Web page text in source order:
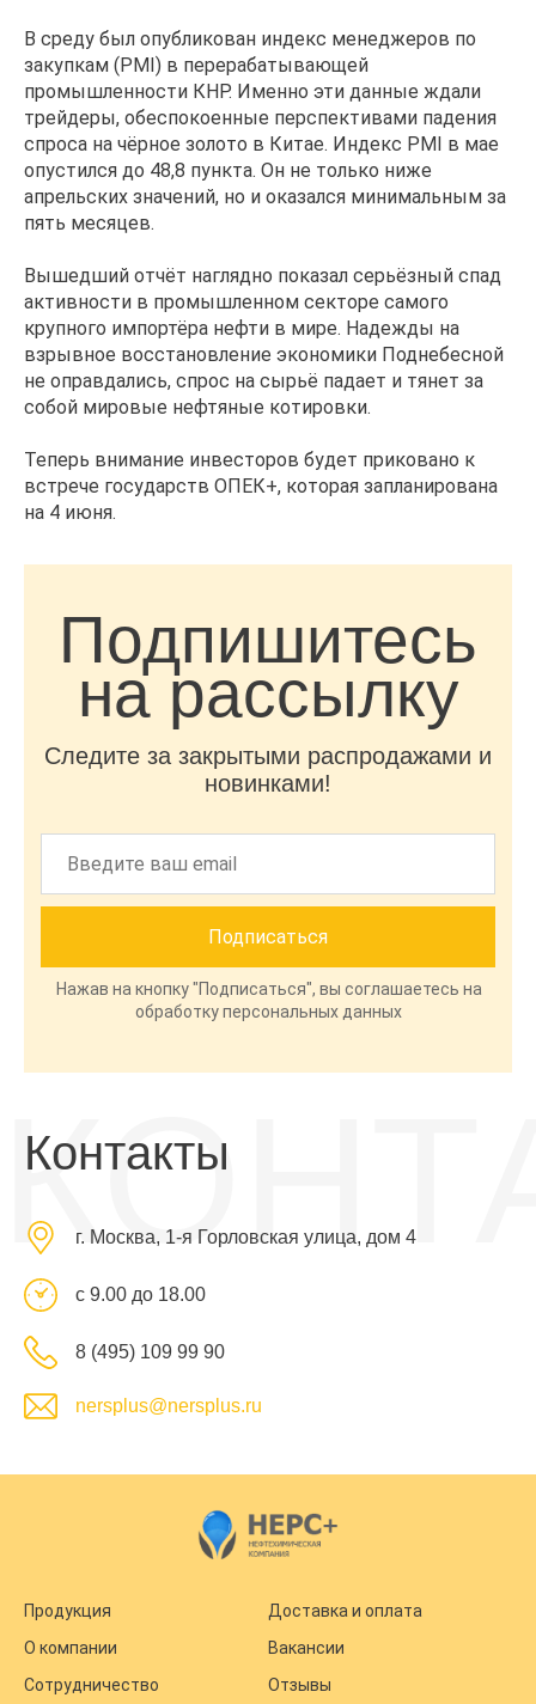
В среду был опубликован индекс менеджеров по
закупкам (PMI) в перерабатывающей
промышленности КНР. Именно эти данные ждали
трейдеры, обеспокоенные перспективами падения
спроса на чёрное золото в Китае. Индекс PMI в мае
опустился до 48,8 пункта. Он не только ниже
апрельских значений, но и оказался минимальным за
пять месяцев.
Вышедший отчёт наглядно показал серьёзный спад
активности в промышленном секторе самого
крупного импортёра нефти в мире. Надежды на
взрывное восстановление экономики Поднебесной
не оправдались, спрос на сырьё падает и тянет за
собой мировые нефтяные котировки.
Теперь внимание инвесторов будет приковано к
встрече государств ОПЕК+, которая запланирована
на 4 июня.
Подпишитесь
на рассылку
Следите за закрытыми распродажами и
новинками!
Нажав на кнопку "Подписаться", вы соглашаетесь на
обработку персональных данных
Контакты
г. Москва, 1-я Горловская улица, дом 4
с 9.00 до 18.00
8 (495) 109 99 90
nersplus@nersplus.ru
Продукция
Доставка и оплата
О компании
Вакансии
Сотрудничество
Отзывы